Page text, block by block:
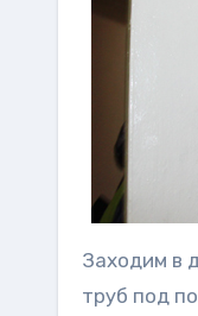
Заходим в
труб под